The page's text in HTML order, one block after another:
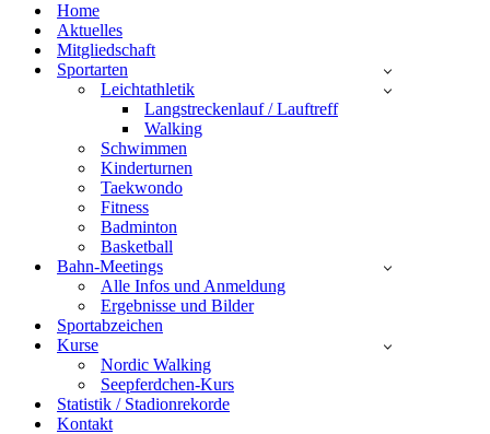
Home
Aktuelles
Mitgliedschaft
Sportarten
Leichtathletik
Langstreckenlauf / Lauftreff
Walking
Schwimmen
Kinderturnen
Taekwondo
Fitness
Badminton
Basketball
Bahn-Meetings
Alle Infos und Anmeldung
Ergebnisse und Bilder
Sportabzeichen
Kurse
Nordic Walking
Seepferdchen-Kurs
Statistik / Stadionrekorde
Kontakt